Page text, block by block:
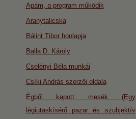
Apám, a program működik
Aranytalicska
Bálint Tibor honlapja
Balla D. Károly
Cselényi Béla munkái
Csíki András szerzői oldala
Égből kapott mesék (Egy
légiutaskísérő pazar és szubjektív